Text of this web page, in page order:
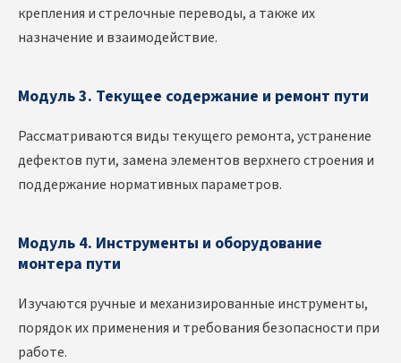
крепления и стрелочные переводы, а также их
назначение и взаимодействие.
Модуль 3. Текущее содержание и ремонт пути
Рассматриваются виды текущего ремонта, устранение
дефектов пути, замена элементов верхнего строения и
поддержание нормативных параметров.
Модуль 4. Инструменты и оборудование
монтера пути
Изучаются ручные и механизированные инструменты,
порядок их применения и требования безопасности при
работе.